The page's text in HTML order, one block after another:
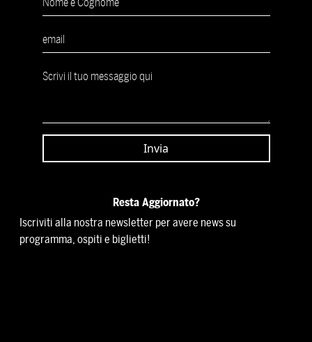
Resta Aggiornato?
Iscriviti alla nostra newsletter per avere news su
programma, ospiti e biglietti!